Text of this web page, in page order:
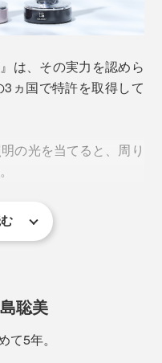
、部屋の照明や太陽の
マイナスの電子が発生
したら、歯磨きスター
、ホワン、ホワンと青
ス電子が発生すると光
『SOLADEY』ならで
は、その実力を認めら
ヵ国で特許を取得して
の光を当てると、周り
現在では消臭や菌分解
生まれたばかりの1970
を思いついた、創業
聡美
5年。